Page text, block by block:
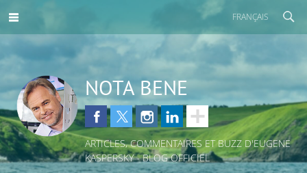
FRANÇAIS
NOTA BENE
ARTICLES, COMMENTAIRES ET BUZZ D'EUGENE
KASPERSKY - BLOG OFFICIEL